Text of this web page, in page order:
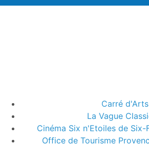
Carré d'Arts
La Vague
Cinéma Six n'Etoiles de Six-
Office de Tourisme